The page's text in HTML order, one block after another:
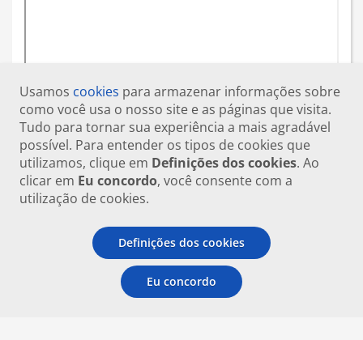
Usamos cookies para armazenar informações sobre
como você usa o nosso site e as páginas que visita.
Tudo para tornar sua experiência a mais agradável
possível. Para entender os tipos de cookies que
utilizamos, clique em Definições dos cookies. Ao
clicar em Eu concordo, você consente com a
utilização de cookies.
Definições dos cookies
Eu concordo